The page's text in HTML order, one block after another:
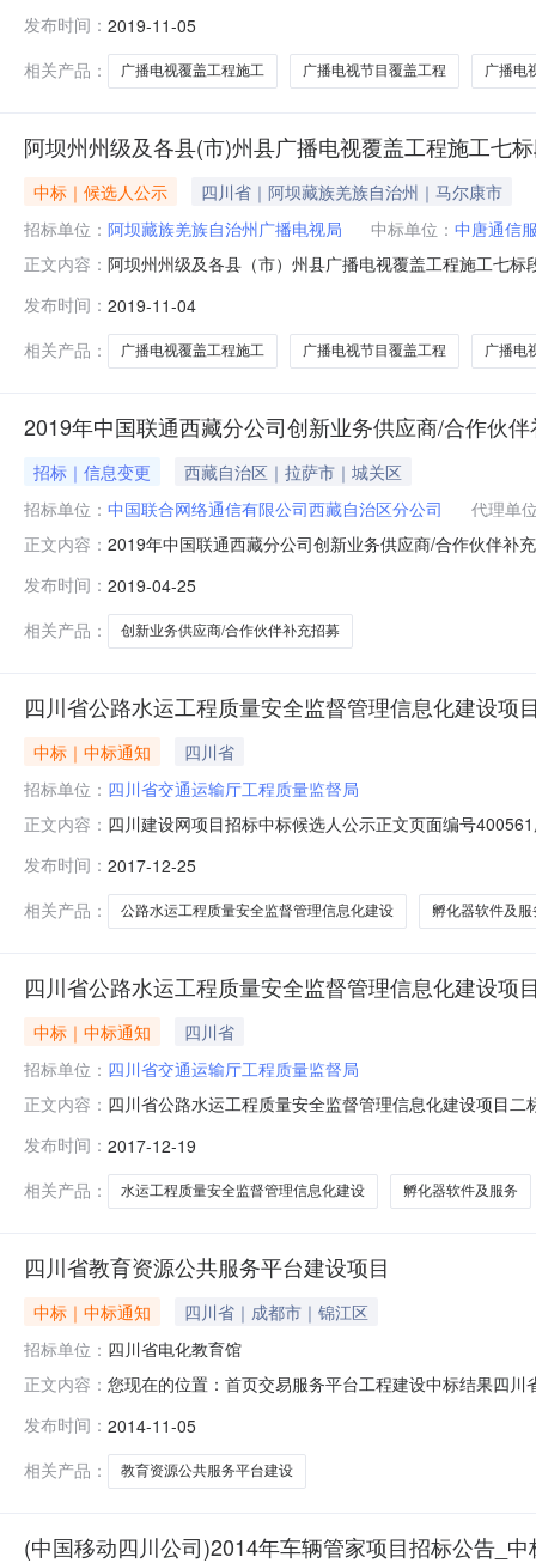
广播电视节目覆盖工程项目业主阿坝藏族羌族自治州广
四川瑞升
发布时间： 2019-11-05
相关产品：
广播电视覆盖工程施工 广播电视节目覆盖工程 广播电
阿坝州州级及各县(市)州县广播电视覆盖工程施工七
中标｜候选人公示
四川省｜阿坝藏族羌族自治州｜马尔康市
招标单位： 阿坝藏族羌族自治州广播电视局 中标单位： 中唐通信
正文内容： 阿坝州州级及各县（市）州县广播电视覆盖工程施工七
联系电话13909040615招标人阿坝藏族羌族自治州广播
地点四川省公共资源
发布时间： 2019-11-04
相关产品：
广播电视覆盖工程施工 广播电视节目覆盖工程 广播电
2019年中国联通西藏分公司创新业务供应商/合作伙
招标｜信息变更
西藏自治区｜拉萨市｜城关区
招标单位： 中国联合网络通信有限公司西藏自治区分公司
代理单
正文内容： 2019年中国联通西藏分公司创新业务供应商/合作伙伴补
分公司招募代理机构：宁夏信友监理咨询管理股份有限
发布时间： 2019-04-25
相关产品：
创新业务供应商/合作伙伴补充招募
四川省公路水运工程质量安全监督管理信息化建设项
中标｜中标通知
四川省
招标单位： 四川省交通运输厅工程质量监督局
正文内容： 四川建设网项目招标中标候选人公示正文页面编号
川省交通运输厅工程质量监督局招标人联系电话028-
发布时间： 2017-12-25
相关产品：
公路水运工程质量安全监督管理信息化建设 孵化器软件及服
四川省公路水运工程质量安全监督管理信息化建设项
中标｜中标通知
四川省
招标单位： 四川省交通运输厅工程质量监督局
正文内容： 四川省公路水运工程质量安全监督管理信息化建设项目
设工程管理有限公司招标代理机构联系电话028-
发布时间： 2017-12-19
相关产品：
水运工程质量安全监督管理信息化建设 孵化器软件及服务
四川省教育资源公共服务平台建设项目
中标｜中标通知
四川省｜成都市｜锦江区
招标单位： 四川省电化教育馆
正文内容： 您现在的位置：首页交易服务平台工程建设中标结果四
电话028-86663252招标代理机构浙江建安工程管理有限
（成都
发布时间： 2014-11-05
相关产品：
教育资源公共服务平台建设
(中国移动四川公司)2014年车辆管家项目招标公告_中